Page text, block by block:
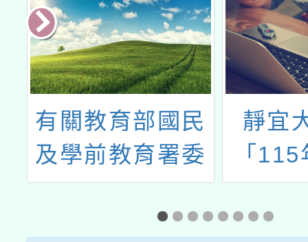
有關教育部國民
及學前教育署委
請國立臺灣師範
大學化學系辦理
靜宜
「
職進